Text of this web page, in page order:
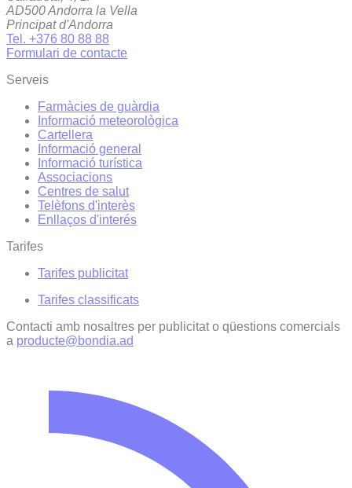
AD500 Andorra la Vella
Principat d'Andorra
Tel. +376 80 88 88
Formulari de contacte
Serveis
Farmàcies de guàrdia
Informació meteorològica
Cartellera
Informació general
Informació turística
Associacions
Centres de salut
Telèfons d'interès
Enllaços d'interés
Tarifes
Tarifes publicitat
Tarifes classificats
Contacti amb nosaltres per publicitat o qüestions comercials
a producte@bondia.ad